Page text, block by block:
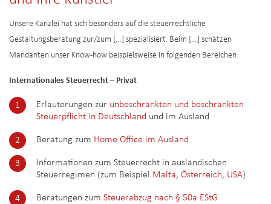
Unsere Kanzlei hat sich besonders auf die steuerrechtliche
Gestaltungsberatung zur/zum […] spezialisiert. Beim […] schätzen
Mandanten unser Know-how beispielsweise in folgenden Bereichen:
Internationales Steuerrecht – Privat
Erläuterungen zur unbeschränkten und beschränkten
Steuerpflicht in Deutschland und im Ausland
Beratung zum Home Office im Ausland
Informationen zum Steuerrecht in ausländischen
Steuerregimen (zum Beispiel Malta, Österreich, USA)
Beratungen zum Steuerabzug nach § 50a EStG